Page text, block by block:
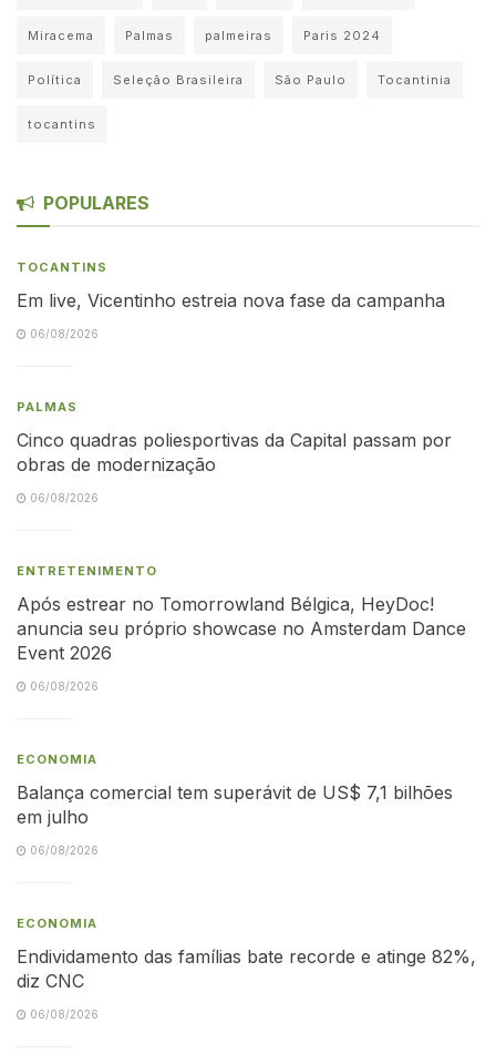
Miracema Palmas palmeiras Paris 2024
Política Seleção Brasileira São Paulo Tocantinia
tocantins
POPULARES
TOCANTINS
Em live, Vicentinho estreia nova fase da campanha
06/08/2026
PALMAS
Cinco quadras poliesportivas da Capital passam por
obras de modernização
06/08/2026
ENTRETENIMENTO
Após estrear no Tomorrowland Bélgica, HeyDoc!
anuncia seu próprio showcase no Amsterdam Dance
Event 2026
06/08/2026
ECONOMIA
Balança comercial tem superávit de US$ 7,1 bilhões
em julho
06/08/2026
ECONOMIA
Endividamento das famílias bate recorde e atinge 82%,
diz CNC
06/08/2026